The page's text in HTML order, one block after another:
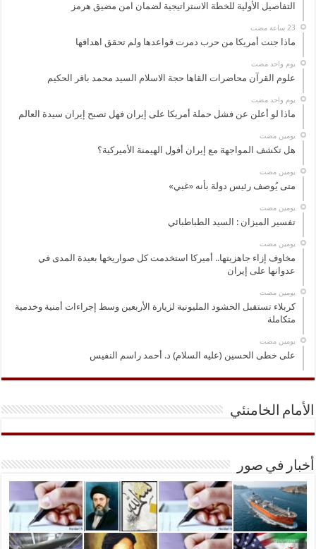
التفاصيل الأولية للخطة الاستراتيجية لضمان امن مضيق هرمز
ماذا جنت أمريكا من حرب دمرت قواعدها ولم تحقق اهدافها
‏يوم واحد مضت
علوم القرآن محاضرات القاها حجة الاسلام السيد محمد باقر الحكيم
‏يوم واحد مضت
ماذا لو أعلن عن فشل حملة أمريكا على إيران فهل تصبح إيران سيدة العالم
‏يومين مضت
هل تكشف المواجهة مع إيران أفول الهيمنة الأميركية؟
‏يومين مضت
متى يُوصف رئيس دولة بأنه «غبي»
‏يومين مضت
تفسير الميزان : السيد الطباطبائي
‏يومين مضت
مخاوف إزاء جاهزيتها.. أميركا استخدمت كل صواريخها بعيدة المدى في
عدوانها على إيران
‏يومين مضت
كربلاء تستقبل الحشود المليونية لزيارة الأربعين وسط إجراءات أمنية وخدمية
متكاملة
‏يومين مضت
على خطى الحسين (عليه السلام) د. أحمد راسم النفيس
الأمام الخامنئي
أخبار في صور